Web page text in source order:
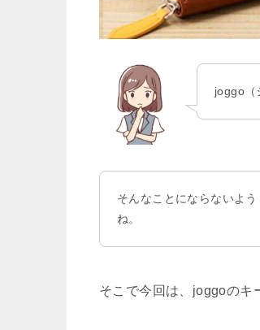
joggo（
そんなことにならないよ
ね。
そこで今回は、joggoのキ